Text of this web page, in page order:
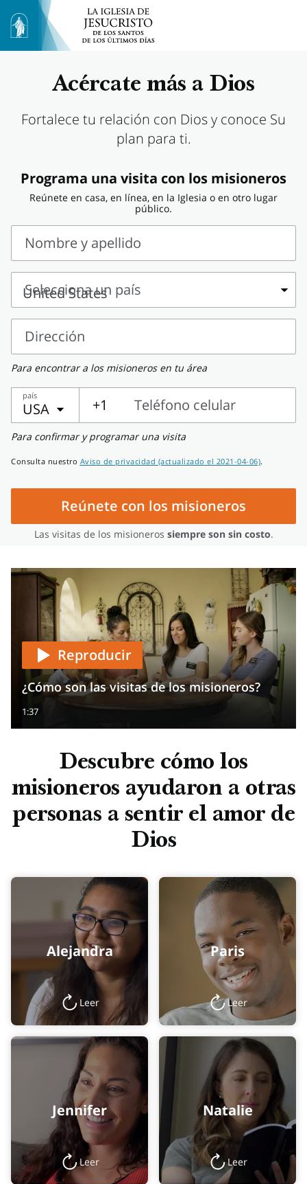
Acércate más a Dios
Fortalece tu relación con Dios y conoce Su
plan para ti.
Programa una visita con los misioneros
Reúnete en casa, en línea, en la Iglesia o en otro lugar
público.
Nombre y apellido
Nombre
apellido
Selecciona un país
Selecciona
un
país
Dirección
Dirección
Para encontrar a los misioneros en tu área
país
USA +1
Teléfono celular
Teléfono
celular
Para confirmar y programar una visita
Consulta nuestro Aviso de privacidad (actualizado el 2021-04-06).
Las visitas de los misioneros siempre son sin costo.
Reúnete con los misioneros
Reproducir
¿Cómo son las visitas de los misioneros?
1:37
Descubre cómo los
misioneros ayudaron a otras
personas a sentir el amor de
Dios
Alejandra
Leer
Paris
Leer
Jennifer
Leer
Natalie
Leer